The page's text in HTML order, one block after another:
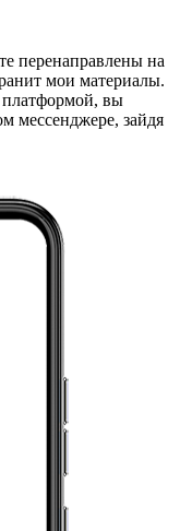
перенаправлены на
мои материалы.
платформой, вы
мессенджере, зайдя